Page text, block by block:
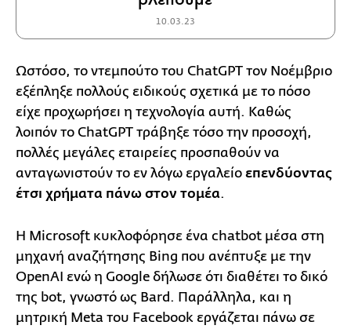
10.03.23
Ωστόσο, το ντεμπούτο του ChatGPT τον Νοέμβριο
εξέπληξε πολλούς ειδικούς σχετικά με το πόσο
είχε προχωρήσει η τεχνολογία αυτή. Καθώς
λοιπόν το ChatGPT τράβηξε τόσο την προσοχή,
πολλές μεγάλες εταιρείες προσπαθούν να
ανταγωνιστούν το εν λόγω εργαλείο επενδύοντας
έτσι χρήματα πάνω στον τομέα.
Η Microsoft κυκλοφόρησε ένα chatbot μέσα στη
μηχανή αναζήτησης Bing που ανέπτυξε με την
OpenAI ενώ η Google δήλωσε ότι διαθέτει το δικό
της bot, γνωστό ως Bard. Παράλληλα, και η
μητρική Meta του Facebook εργάζεται πάνω σε